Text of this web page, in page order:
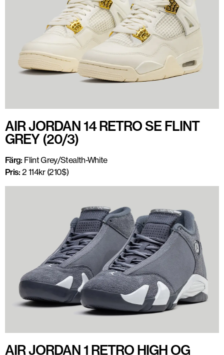
AIR JORDAN 14 RETRO SE FLINT
GREY (20/3)
Färg: Flint Grey/Stealth-White
Pris: 2 114kr (210$)
AIR JORDAN 1 RETRO HIGH OG